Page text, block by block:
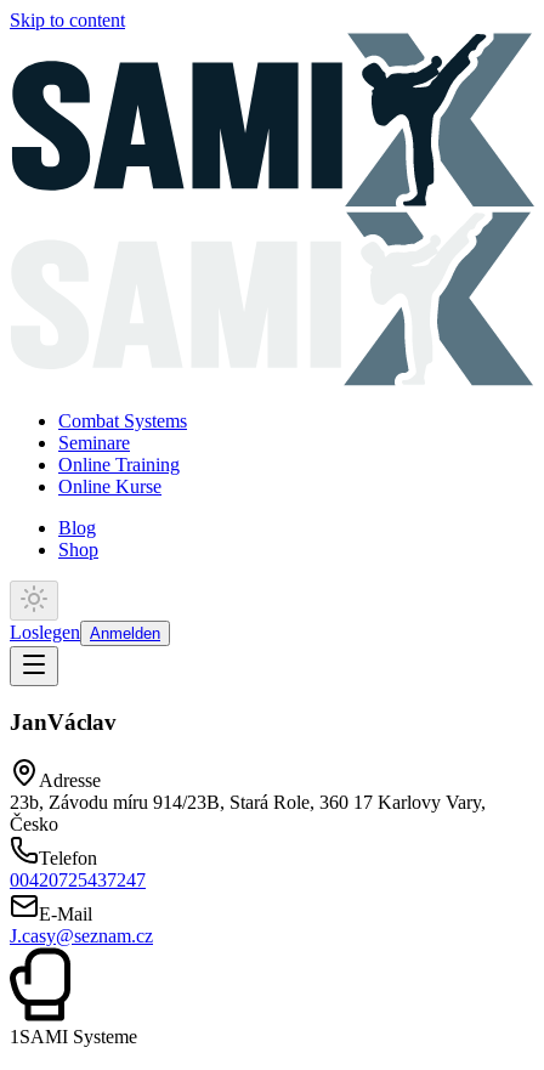
Skip to content
Combat Systems
Seminare
Online Training
Online Kurse
Blog
Shop
Loslegen Anmelden
JanVáclav
Adresse
23b, Závodu míru 914/23B, Stará Role, 360 17 Karlovy Vary,
Česko
Telefon
00420725437247
E-Mail
J.casy@seznam.cz
1SAMI Systeme